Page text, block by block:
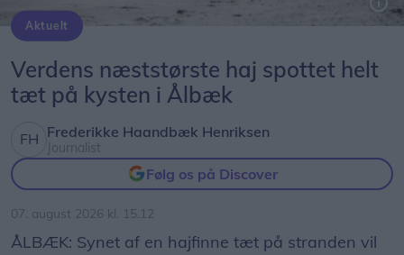
Aktuelt
Verdens næststørste haj spottet helt
tæt på kysten i Ålbæk
Frederikke Haandbæk Henriksen
Journalist
Følg os på Discover
07. august 2026 kl. 15.12
ÅLBÆK: Synet af en hajfinne tæt på stranden vil